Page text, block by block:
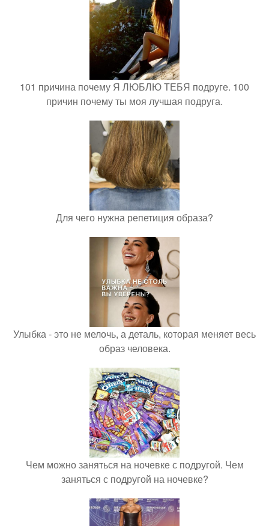
101 причина почему Я ЛЮБЛЮ ТЕБЯ подруге. 100
причин почему ты моя лучшая подруга.
Для чего нужна репетиция образа?
Улыбка - это не мелочь, а деталь, которая меняет весь
образ человека.
Чем можно заняться на ночевке с подругой. Чем
заняться с подругой на ночевке?